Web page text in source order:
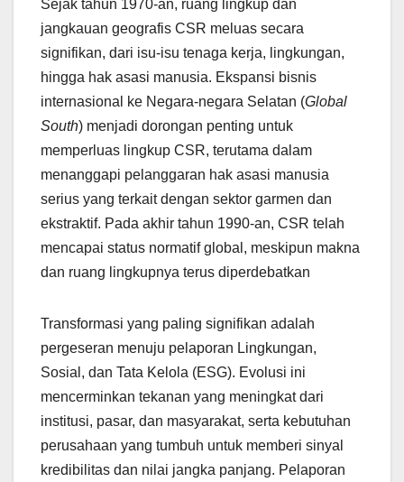
Sejak tahun 1970-an, ruang lingkup dan
jangkauan geografis CSR meluas secara
signifikan, dari isu-isu tenaga kerja, lingkungan,
hingga hak asasi manusia. Ekspansi bisnis
internasional ke Negara-negara Selatan (Global
South) menjadi dorongan penting untuk
memperluas lingkup CSR, terutama dalam
menanggapi pelanggaran hak asasi manusia
serius yang terkait dengan sektor garmen dan
ekstraktif. Pada akhir tahun 1990-an, CSR telah
mencapai status normatif global, meskipun makna
dan ruang lingkupnya terus diperdebatkan
Transformasi yang paling signifikan adalah
pergeseran menuju pelaporan Lingkungan,
Sosial, dan Tata Kelola (ESG). Evolusi ini
mencerminkan tekanan yang meningkat dari
institusi, pasar, dan masyarakat, serta kebutuhan
perusahaan yang tumbuh untuk memberi sinyal
kredibilitas dan nilai jangka panjang. Pelaporan